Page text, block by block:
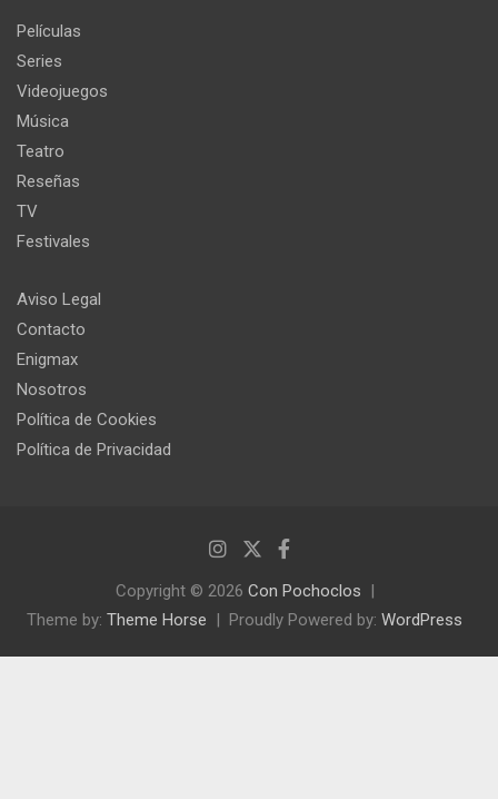
Películas
Series
Videojuegos
Música
Teatro
Reseñas
TV
Festivales
Aviso Legal
Contacto
Enigmax
Nosotros
Política de Cookies
Política de Privacidad
Copyright © 2026 Con Pochoclos
Theme by: Theme Horse Proudly Powered by: WordPress